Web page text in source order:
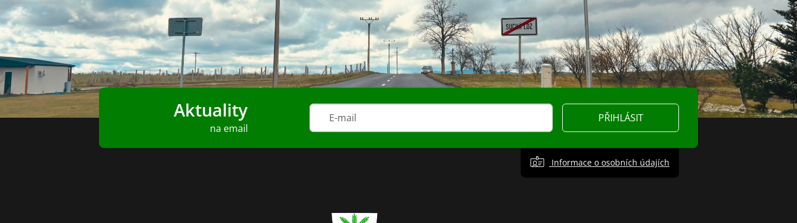
Aktuality
na email
PŘIHLÁSIT
Informace o osobních údajích